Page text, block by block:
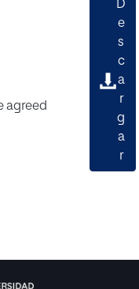
agreed
D
e
s
c
a
r
g
a
r